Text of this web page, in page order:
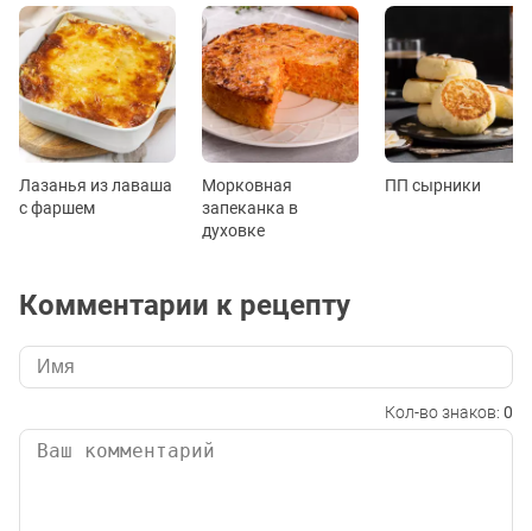
Лазанья из лаваша
с фаршем
Морковная
запеканка в
духовке
ПП сырники
Комментарии к рецепту
Кол-во знаков: 0